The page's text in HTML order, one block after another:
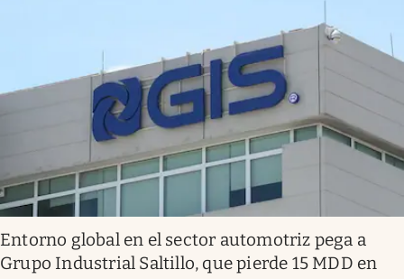
Entorno global en el sector automotriz pega a
Grupo Industrial Saltillo, que pierde 15 MDD en